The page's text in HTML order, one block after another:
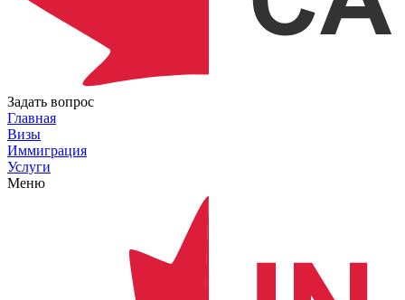
Задать вопрос
Главная
Визы
Иммиграция
Услуги
Меню